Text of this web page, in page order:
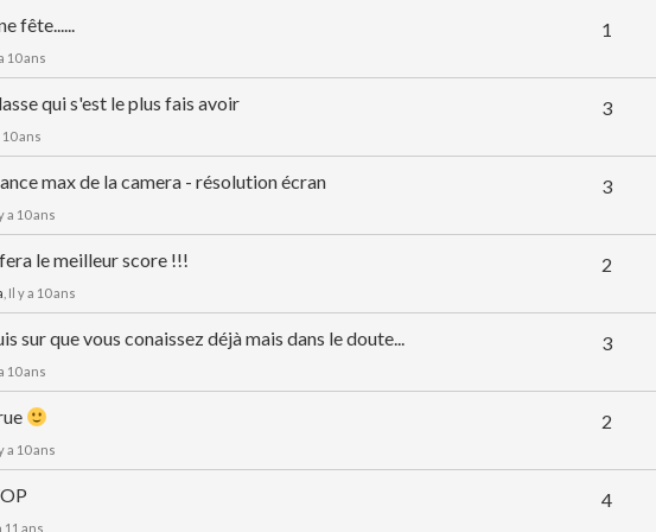
fête......
a 10 ans
1
qui s'est le plus fais avoir
10 ans
3
max de la camera - résolution écran
y a 10 ans
3
le meilleur score !!!
, Il y a 10 ans
2
sur que vous conaissez déjà mais dans le doute...
a 10 ans
3
y a 10 ans
2
11 ans
4